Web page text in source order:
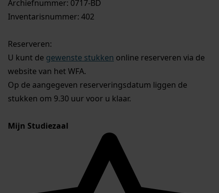
Archiefnummer: 0717-BD
Inventarisnummer: 402
Reserveren:
U kunt de gewenste stukken online reserveren via de
website van het WFA.
Op de aangegeven reserveringsdatum liggen de
stukken om 9.30 uur voor u klaar.
Mijn Studiezaal